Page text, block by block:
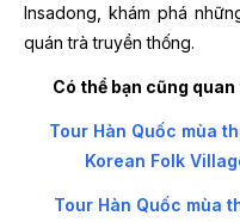
Insadong, khám phá
quán trà truyền thống.
Có thể bạn cũng
Tour Hàn Quốc mùa
Korean Folk
Tour Hàn Quốc mùa